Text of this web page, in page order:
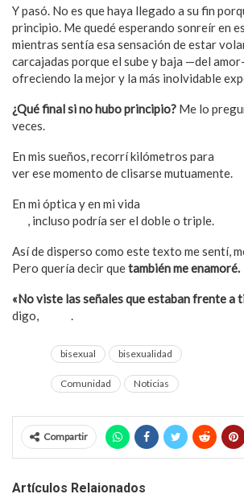
Y pasó. No es que haya llegado a su fin
principio. Me quedé esperando sonreír en
mientras sentía esa sensación de estar
carcajadas porque el sube y baja —del
ofreciendo la mejor y la más inolvidable
¿Qué final si no hubo principio? Me lo
veces.
En mis sueños, recorrí kilómetros para
ver ese momento de clisarse mutuamente.
En mi óptica y en mi vida
, incluso podría ser el doble o triple.
Así de disperso como este texto me sentí,
Pero quería decir quetambién me enamoré.
«No viste las señales que estaban frente a
digo,
.
bisexual bisexualidad
Comunidad Noticias
Compartir
Artículos Relaionados